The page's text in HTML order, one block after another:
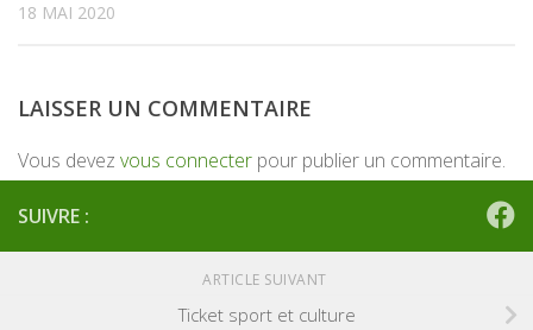
18 MAI 2020
LAISSER UN COMMENTAIRE
Vous devez vous connecter pour publier un commentaire.
SUIVRE :
ARTICLE SUIVANT
Ticket sport et culture